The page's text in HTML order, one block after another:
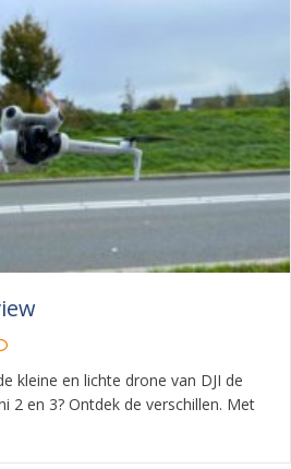
kleine en lichte drone van DJI de
2 en 3? Ontdek de verschillen. Met